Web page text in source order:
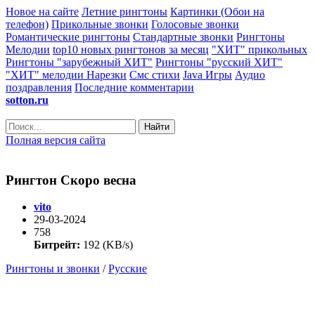
Новое на сайте Летние рингтоны Картинки (Обои на
телефон) Прикольные звонки Голосовые звонки
Романтические рингтоны Стандартные звонки Рингтоны
Мелодии top10 новых рингтонов за месяц "ХИТ" прикольных
Рингтоны "зарубежный ХИТ" Рингтоны "русский ХИТ"
"ХИТ" мелодии Нарезки Смс стихи Java Игры Аудио
поздравления Последние комментарии
sotton.ru
Найти
Полная версия сайта
Рингтон Скоро весна
vito
29-03-2024
758
Битрейт: 192 (KB/s)
Рингтоны и звонки /Русские